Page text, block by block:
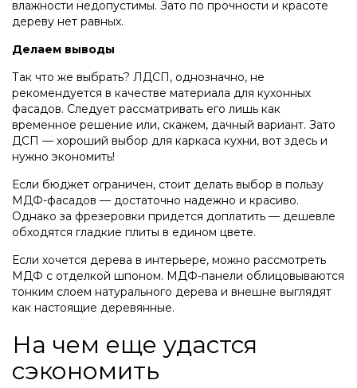
влажности недопустимы. Зато по прочности и красоте
дереву нет равных.
Делаем выводы
Так что же выбрать? ЛДСП, однозначно, не
рекомендуется в качестве материала для кухонных
фасадов. Следует рассматривать его лишь как
временное решение или, скажем, дачный вариант. Зато
ДСП — хороший выбор для каркаса кухни, вот здесь и
нужно экономить!
Если бюджет ограничен, стоит делать выбор в пользу
МДФ-фасадов — достаточно надежно и красиво.
Однако за фрезеровки придется доплатить — дешевле
обходятся гладкие плиты в едином цвете.
Если хочется дерева в интерьере, можно рассмотреть
МДФ с отделкой шпоном. МДФ-панели облицовываются
тонким слоем натурального дерева и внешне выглядят
как настоящие деревянные.
На чем еще удастся
сэкономить